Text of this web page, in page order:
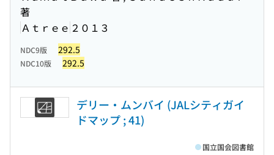
著
Ａｔｒｅｅ ２０１３
NDC9版 292.5
NDC10版 292.5
デリー・ムンバイ (JALシティガイ
ドマップ ; 41)
国立国会図書館